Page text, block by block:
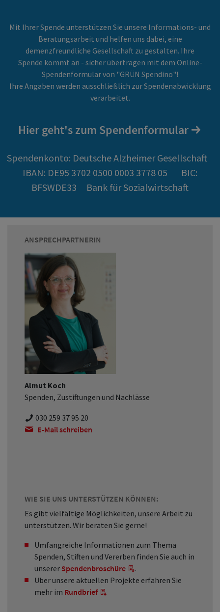
Mit Ihrer Spende unterstützen Sie unsere Informations- und
Beratungsarbeit und helfen uns dabei, eine
demenzfreundliche Gesellschaft zu gestalten. Ihre
Spende kommt an - sicher übertragen mit dem Online-
Spendenformular von "GRÜN Spendino"!
Ihre Angaben werden ausschließlich zur Spendenabwicklung
verarbeitet.
Hier geht's zum Spendenformular
Spendenkonto: Deutsche Alzheimer Gesellschaft­­
IBAN: DE95 3702 0500 0003 3778 05 BIC:
BFSWDE33 Bank für Sozialwirtschaft
ANSPRECHPARTNERIN
Almut Koch
Spenden, Zustiftungen und Nachlässe
030 259 37 95 20
E-Mail schreiben
WIE SIE UNS UNTERSTÜTZEN KÖNNEN:
Es gibt vielfältige Möglichkeiten, unsere Arbeit zu
unterstützen. Wir beraten Sie gerne!
Umfangreiche Informationen zum Thema
Spenden, Stiften und Vererben finden Sie auch in
unserer Spendenbroschüre
.
Über unsere aktuellen Projekte erfahren Sie
mehr im Rundbrief